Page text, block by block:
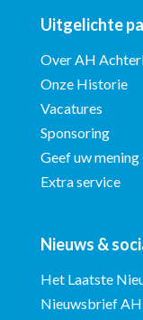
Uitgelichte
Over AH
Onze Historie
Vacatures
Sponsoring
Geef uw mening
Extra service
Nieuws &
Het Laatste
Nieuwsbrief